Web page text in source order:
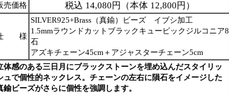
売価格
税込 14,080円（本体 12,800円）
様
SILVER925+Brass（真鍮）ビーズ イブシ加工
1.5mmラウンドカットブラックキュービックジルコニア8
石
アズキチェーン45cm＋アジャスターチェーン5cm
体感のある三日月にブラックストーンを埋め込んだスタイリッ
ュで個性的ネックレス。チェーンの左右に隕石をイメージした
鍮ビーズがさらに個性を強調します。